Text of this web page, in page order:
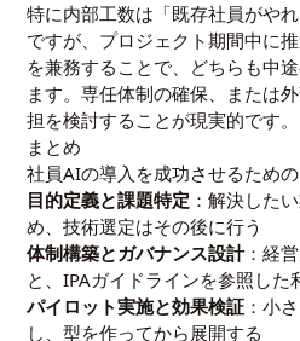
特に内部工数は「既存社員がや
ですが、プロジェクト期間中に
を兼務することで、どちらも中
ます。専任体制の確保、または
担を検討することが現実的です。
まとめ
社員AIの導入を成功させるため
目的定義と課題特定 ：解決した
め、技術選定はその後に行う
体制構築とガバナンス設計：経
と、IPAガイドラインを参照した
パイロット実施と効果検証 ：小
し、型を作ってから展開する